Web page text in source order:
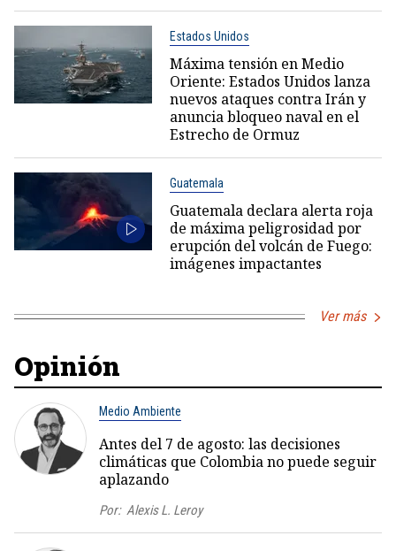
Estados Unidos
Máxima tensión en Medio
Oriente: Estados Unidos lanza
nuevos ataques contra Irán y
anuncia bloqueo naval en el
Estrecho de Ormuz
Guatemala
Guatemala declara alerta roja
de máxima peligrosidad por
erupción del volcán de Fuego:
imágenes impactantes
Ver más
Opinión
Medio Ambiente
Antes del 7 de agosto: las decisiones
climáticas que Colombia no puede seguir
aplazando
Por: Alexis L. Leroy